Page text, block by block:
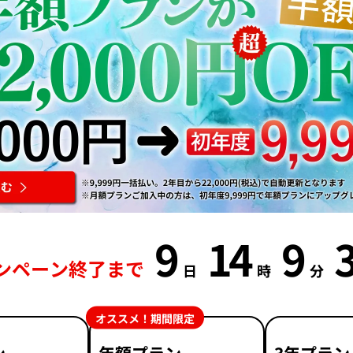
ペーン終了まで 9 日 14 時 9 分
オススメ！期間限定